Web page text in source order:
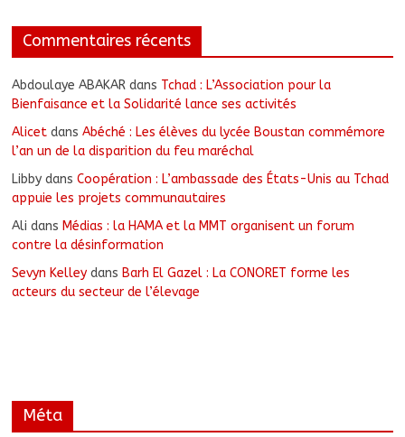
Commentaires récents
Abdoulaye ABAKAR dans Tchad : L’Association pour la
Bienfaisance et la Solidarité lance ses activités
Alicet dansAbéché : Les élèves du lycée Boustan commémore
l’an un de la disparition du feu maréchal
Libby dansCoopération : L’ambassade des États-Unis au Tchad
appuie les projets communautaires
Ali dans Médias : la HAMA et la MMT organisent un forum
contre la désinformation
Sevyn Kelley dans Barh El Gazel : La CONORET forme les
acteurs du secteur de l’élevage
Méta